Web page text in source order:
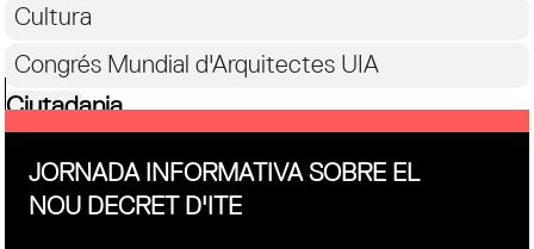
Cultura
Congrés Mundial d'Arquitectes UIA
Ciutadania
JORNADA INFORMATIVA SOBRE EL
NOU DECRET D'ITE